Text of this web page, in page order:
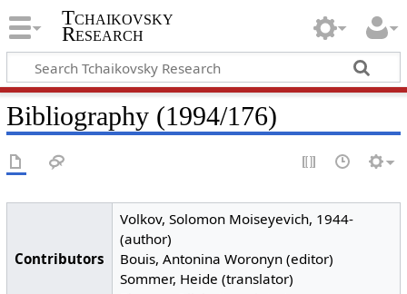
Tchaikovsky
Research
Bibliography (1994/176)
Contributors
Volkov, Solomon Moiseyevich, 1944-
(author)
Bouis, Antonina Woronyn (editor)
Sommer, Heide (translator)